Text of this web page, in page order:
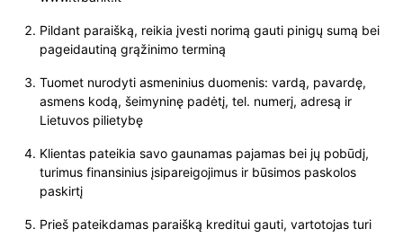
Pildant paraišką, reikia įvesti norimą gauti pinigų sumą bei
pageidautiną grąžinimo terminą
Tuomet nurodyti asmeninius duomenis: vardą, pavardę,
asmens kodą, šeimyninę padėtį, tel. numerį, adresą ir
Lietuvos pilietybę
Klientas pateikia savo gaunamas pajamas bei jų pobūdį,
turimus finansinius įsipareigojimus ir būsimos paskolos
paskirtį
Prieš pateikdamas paraišką kreditui gauti, vartotojas turi